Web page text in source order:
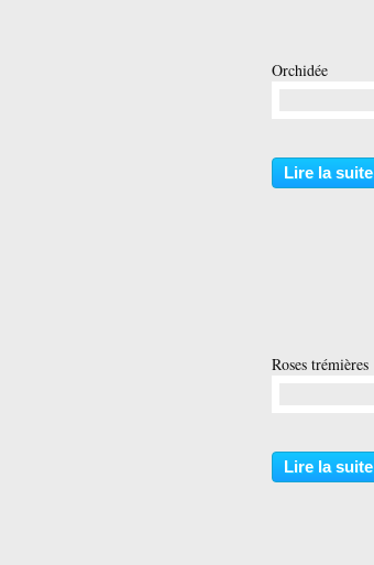
Orchidée
Lire la suite
Roses trémières
Lire la suite